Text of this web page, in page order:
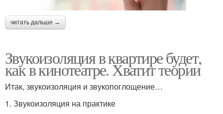
читать дальше →
Звукоизоляция в квартире будет,
как в кинотеатре. Хватит теории
Итак, звукоизоляция и звукопоглощение…
1. Звукоизоляция на практике